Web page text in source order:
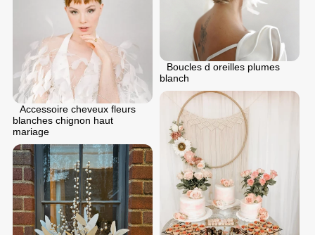
Boucles d oreilles plumes
blanch
Accessoire cheveux fleurs
blanches chignon haut
mariage